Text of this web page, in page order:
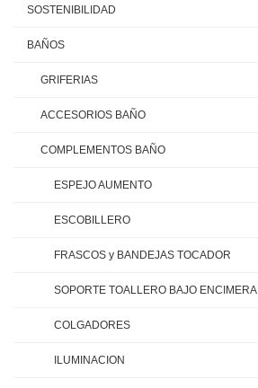
SOSTENIBILIDAD
BAÑOS
GRIFERIAS
ACCESORIOS BAÑO
COMPLEMENTOS BAÑO
ESPEJO AUMENTO
ESCOBILLERO
FRASCOS y BANDEJAS TOCADOR
SOPORTE TOALLERO BAJO ENCIMERA
COLGADORES
ILUMINACION